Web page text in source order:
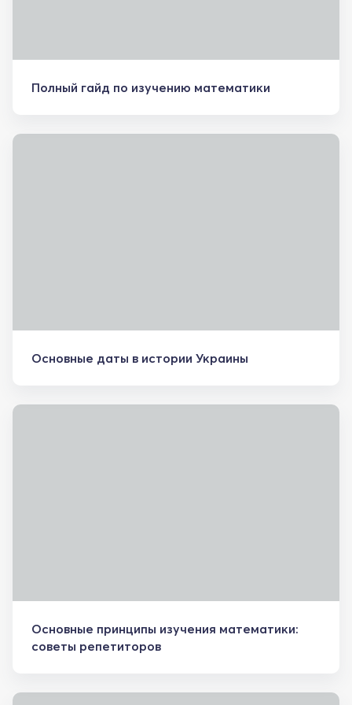
Полный гайд по изучению математики
Основные даты в истории Украины
Основные принципы изучения математики:
советы репетиторов